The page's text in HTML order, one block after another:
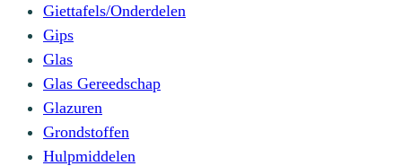
Giettafels/Onderdelen
Gips
Glas
Glas Gereedschap
Glazuren
Grondstoffen
Hulpmiddelen